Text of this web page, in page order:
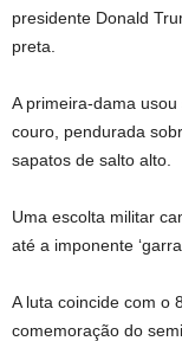
presidente Donald
preta.
A primeira-dama
couro, pendurada
sapatos de salto alto.
Uma escolta militar
até a imponente
A luta coincide com o
comemoração do